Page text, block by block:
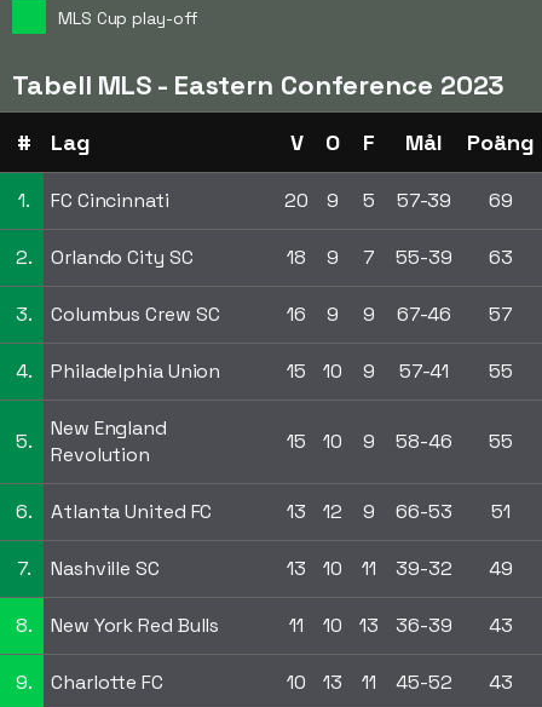
MLS Cup play-off
Tabell MLS - Eastern Conference 2023
# Lag V O F Mål Poäng
1. FC Cincinnati 20 9 5 57-39 69
2. Orlando City SC 18 9 7 55-39 63
3. Columbus Crew SC 16 9 9 67-46 57
4. Philadelphia Union 15 10 9 57-41 55
5.
New England
Revolution
15 10 9 58-46 55
6. Atlanta United FC 13 12 9 66-53 51
7. Nashville SC 13 10 11 39-32 49
8. New York Red Bulls 11 10 13 36-39 43
9. Charlotte FC 10 13 11 45-52 43